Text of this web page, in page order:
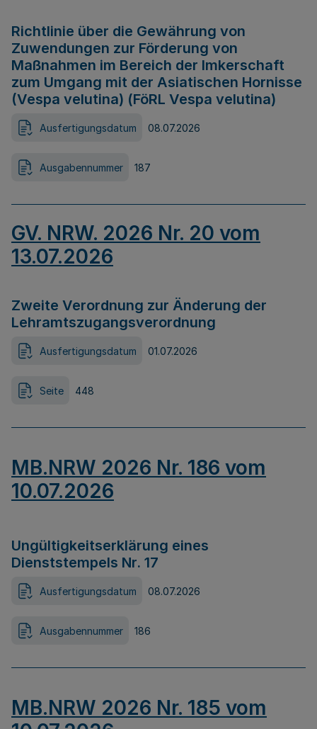
Richtlinie über die Gewährung von
Zuwendungen zur Förderung von
Maßnahmen im Bereich der Imkerschaft
zum Umgang mit der Asiatischen Hornisse
(Vespa velutina) (FöRL Vespa velutina)
Ausfertigungsdatum 08.07.2026
Ausgabennummer 187
GV. NRW. 2026 Nr. 20 vom
13.07.2026
Zweite Verordnung zur Änderung der
Lehramtszugangsverordnung
Ausfertigungsdatum 01.07.2026
Seite 448
MB.NRW 2026 Nr. 186 vom
10.07.2026
Ungültigkeitserklärung eines
Dienststempels Nr. 17
Ausfertigungsdatum 08.07.2026
Ausgabennummer 186
MB.NRW 2026 Nr. 185 vom